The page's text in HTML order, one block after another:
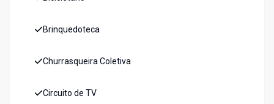
Brinquedoteca
Churrasqueira Coletiva
Circuito de TV